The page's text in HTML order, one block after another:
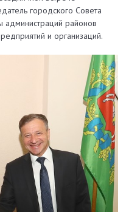
городского Совета
администраций районов
и организаций.